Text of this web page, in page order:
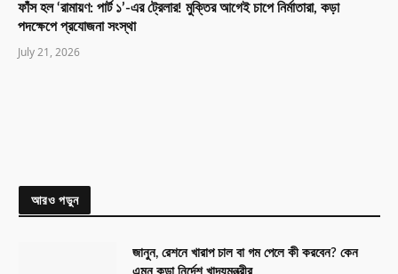
ফাঁস হল ‘রামায়ণ: পার্ট ১’-এর ট্রেলার! মুক্তির আগেই চাপে নির্মাতারা, কড়া
পদক্ষেপে প্রযোজনা সংস্থা
July 21, 2026
আরও পড়ুন
জানুন, রেশনে খারাপ চাল বা গম পেলে কী করবেন? কেন